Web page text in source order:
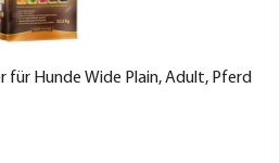
für Hunde Wide Plain, Adult, Pferd